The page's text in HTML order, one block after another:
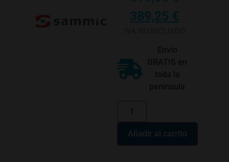
389,25 €
Añadir al carrito